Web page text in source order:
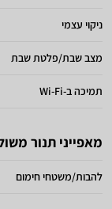
ניקוי עצמי
מצב שבת/פלטת שבת
תמיכה ב-Wi-Fi
מאפייני תנור
להבות/משטחי חימום